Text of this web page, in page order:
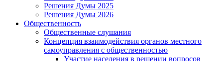
Решения Думы 2025
Решения Думы 2026
Общественность
Общественные слушания
Концепция взаимодействия органов местного
самоуправления с общественностью
Участие населения в решении вопросов